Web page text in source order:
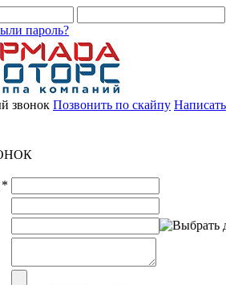
пароль?
звонок Позвонить по скайпу
*